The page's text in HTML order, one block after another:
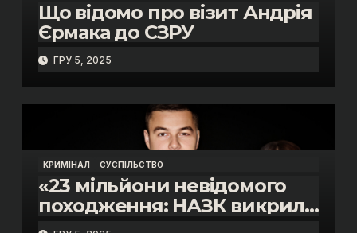
Що відомо про візит Андрія
Єрмака до СЗРУ
ГРУ 5, 2025
КРИМІНАЛ СУСПІЛЬСТВО
«23 мільйони невідомого
походження: НАЗК викрило
розкішне життя інспектора